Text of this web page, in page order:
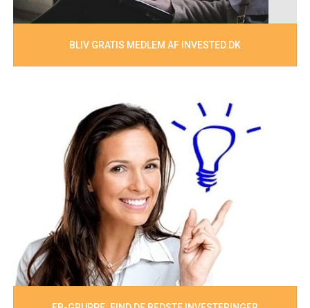
BLIV GRATIS MEDLEM AF INVESTED.DK